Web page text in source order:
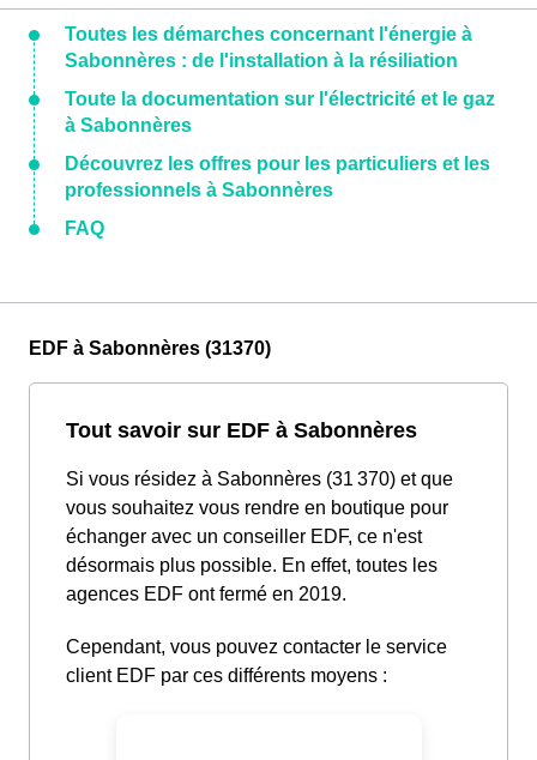
Toutes les démarches concernant l'énergie à
Sabonnères : de l'installation à la résiliation
Toute la documentation sur l'électricité et le gaz
à Sabonnères
Découvrez les offres pour les particuliers et les
professionnels à Sabonnères
FAQ
EDF à Sabonnères (31370)
Tout savoir sur EDF à Sabonnères
Si vous résidez à Sabonnères (31 370) et que
vous souhaitez vous rendre en boutique pour
échanger avec un conseiller EDF, ce n'est
désormais plus possible. En effet, toutes les
agences EDF ont fermé en 2019.
Cependant, vous pouvez contacter le service
client EDF par ces différents moyens :